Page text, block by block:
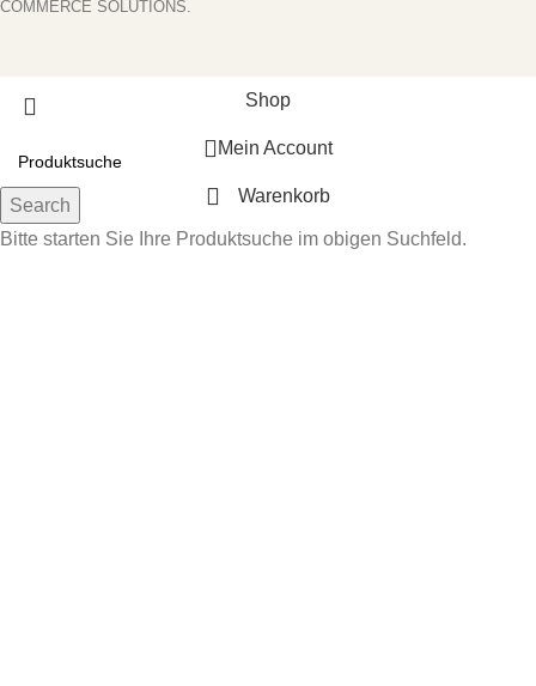
COMMERCE SOLUTIONS.
Search
Bitte starten Sie Ihre Produktsuche im obigen Suchfeld.
Shop
Mein Account
Warenkorb